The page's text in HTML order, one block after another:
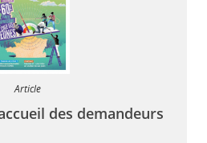
Article
des demandeurs